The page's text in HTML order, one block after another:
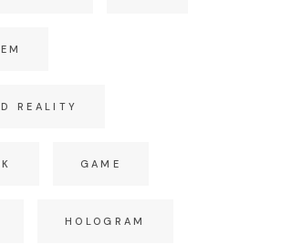
REALITY
GAME
HOLOGRAM